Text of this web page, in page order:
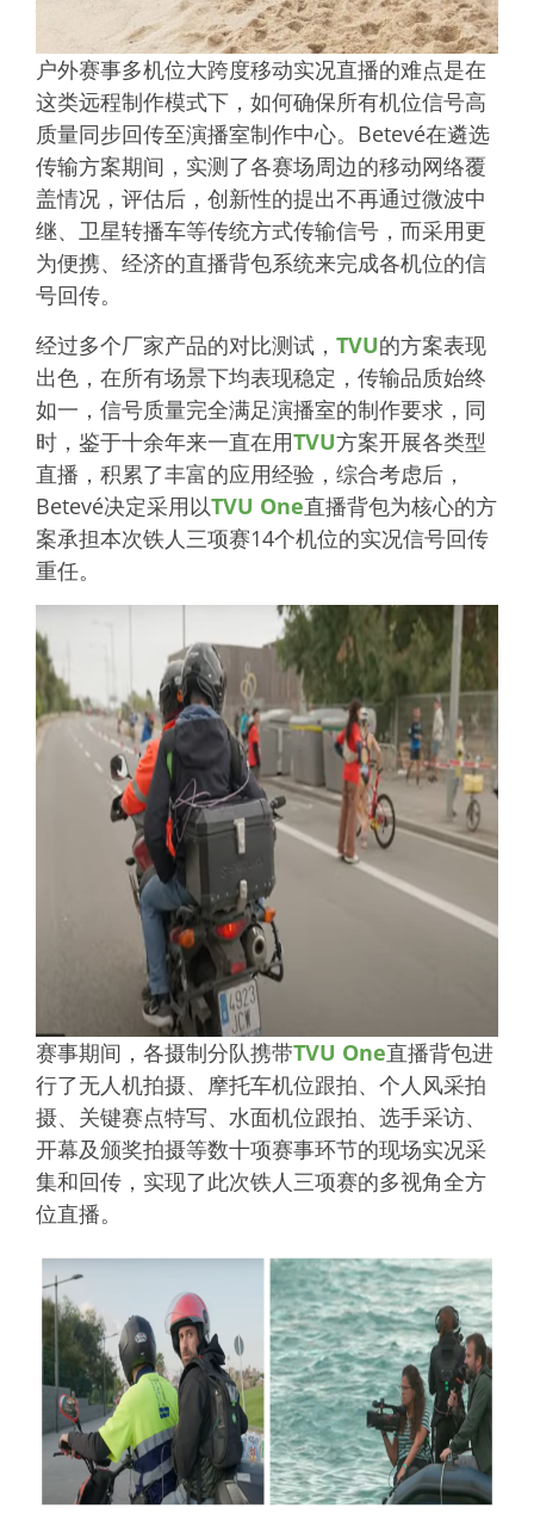
户外赛事多机位大跨度移动实况直播的难点是在
这类远程制作模式下，如何确保所有机位信号高
质量同步回传至演播室制作中心。Betevé在遴选
传输方案期间，实测了各赛场周边的移动网络覆
盖情况，评估后，创新性的提出不再通过微波中
继、卫星转播车等传统方式传输信号，而采用更
为便携、经济的直播背包系统来完成各机位的信
号回传。
经过多个厂家产品的对比测试， TVU的方案表现
出色，在所有场景下均表现稳定，传输品质始终
如一，信号质量完全满足演播室的制作要求，同
时，鉴于十余年来一直在用TVU方案开展各类型
直播，积累了丰富的应用经验，综合考虑后，
Betevé决定采用以TVU One直播背包为核心的方
案承担本次铁人三项赛14个机位的实况信号回传
重任。
赛事期间，各摄制分队携带TVU One直播背包进
行了无人机拍摄、摩托车机位跟拍、个人风采拍
摄、关键赛点特写、水面机位跟拍、选手采访、
开幕及颁奖拍摄等数十项赛事环节的现场实况采
集和回传，实现了此次铁人三项赛的多视角全方
位直播。